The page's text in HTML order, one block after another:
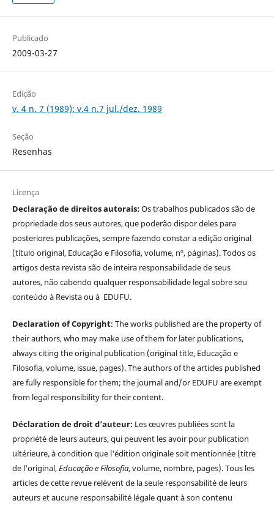
Publicado
2009-03-27
Edição
v. 4 n. 7 (1989): v.4 n.7 jul./dez. 1989
Seção
Resenhas
Licença
Declaração de direitos autorais:Os trabalhos publicados são de
propriedade dos seus autores, que poderão dispor deles para
posteriores publicações, sempre fazendo constar a edição original
(título original, Educação e Filosofia, volume, nº, páginas). Todos os
artigos desta revista são de inteira responsabilidade de seus
autores, não cabendo qualquer responsabilidade legal sobre seu
conteúdo à Revista ou à EDUFU.
Declaration of Copyright: The works published are the property of
their authors, who may make use of them for later publications,
always citing the original publication (original title, Educação e
Filosofia, volume, issue, pages). The authors of the articles published
are fully responsible for them; the journal and/or EDUFU are exempt
from legal responsibility for their content.
Déclaration de droit d’auteur: Les œuvres publiées sont la
propriété de leurs auteurs, qui peuvent les avoir pour publication
ultérieure, à condition que l'édition originale soit mentionnée (titre
de l'original,Educação e Filosofia, volume, nombre, pages). Tous les
articles de cette revue relèvent de la seule responsabilité de leurs
auteurs et aucune responsabilité légale quant à son contenu